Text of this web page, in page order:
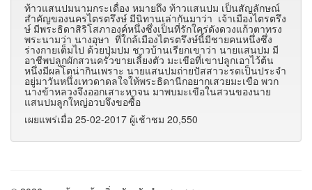
ท้าวแสนปมนามกระเดื่อง หมายถึง ท้าวแสนปม เป็นสัญลักษณ์
สำคัญของนครไตรตรึงษ์ มีนิทานเล่ากันมาว่า เจ้าเมืองไตรตรึง
ษ์ มีพระธิดาสิริโสภาองค์หนึ่งซึ่งเป็นที่รักใคร่ดังดวงแก้วตาทรง
พระนามว่า นางอุษา ที่ใกล้เมืองไตรตรึงษ์นี้มีชายคนหนึ่งซึ่ง
ร่างกายเต็มไป ด้วยปุ่มปม ชาวบ้านเรียกเขาว่า นายแสนปม มี
อาชีพปลูกผักสวนครัวขายเลี้ยงตัว มะเขือที่เขาปลูกเอาไว้ต้น
หนึ่งมีผลโตน่ากินเพราะ นายแสนปมถ่ายปัสสาวะรดเป็นประจำ
อยู่มาวันหนึ่งเทวดาดลใจให้พระธิดานีกอยากเสวยมะเขือ พวก
นางข้าหลวงจึงออกเสาะหาจน มาพบมะเขือในสวนของนาย
แสนปมลูกใหญ่อวบจึงขอซื้อ
เผยแพร่เมื่อ 25-02-2017 ผู้เช้าชม 20,550